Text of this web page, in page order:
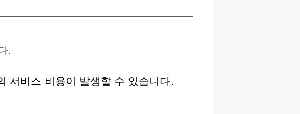
.
서비스 비용이 발생할 수 있습니다.